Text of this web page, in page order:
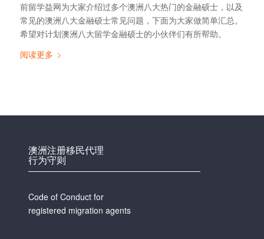
前留学益网为大家介绍过多个澳洲八大热门的金融硕士，以及
常见的澳洲八大金融硕士常见问题，下面为大家做简单汇总。
希望对计划澳洲八大留学金融硕士的小伙伴们有所帮助。
阅读更多
澳洲注册移民代理
行为守则
Code of Conduct for
registered migration agents